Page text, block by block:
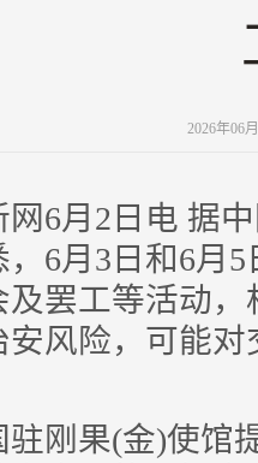
2026年06
月2日电 据中
，6月3日和6月
及罢工等活动
安风险，可能
果(金)使馆提